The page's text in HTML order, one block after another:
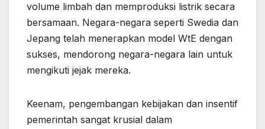
volume limbah dan memproduksi listrik secara
bersamaan. Negara-negara seperti Swedia dan
Jepang telah menerapkan model WtE dengan
sukses, mendorong negara-negara lain untuk
mengikuti jejak mereka.
Keenam, pengembangan kebijakan dan insentif
pemerintah sangat krusial dalam